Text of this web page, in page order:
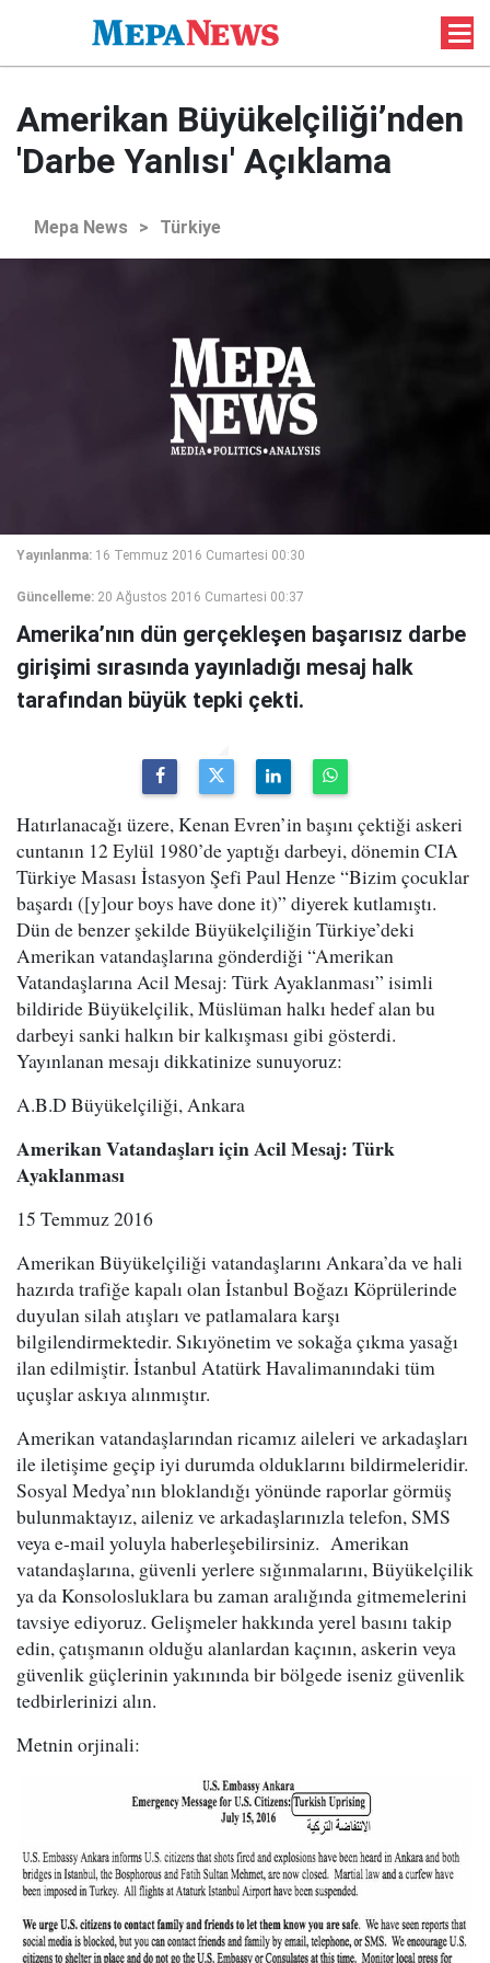
Amerikan Büyükelçiliği’nden
'Darbe Yanlısı' Açıklama
Mepa News > Türkiye
Yayınlanma: 16 Temmuz 2016 Cumartesi 00:30
Güncelleme: 20 Ağustos 2016 Cumartesi 00:37
Amerika’nın dün gerçekleşen başarısız darbe
girişimi sırasında yayınladığı mesaj halk
tarafından büyük tepki çekti.
Hatırlanacağı üzere, Kenan Evren’in başını çektiği askeri
cuntanın 12 Eylül 1980’de yaptığı darbeyi, dönemin CIA
Türkiye Masası İstasyon Şefi Paul Henze “Bizim çocuklar
başardı ([y]our boys have done it)” diyerek kutlamıştı.
Dün de benzer şekilde Büyükelçiliğin Türkiye’deki
Amerikan vatandaşlarına gönderdiği “Amerikan
Vatandaşlarına Acil Mesaj: Türk Ayaklanması” isimli
bildiride Büyükelçilik, Müslüman halkı hedef alan bu
darbeyi sanki halkın bir kalkışması gibi gösterdi.
Yayınlanan mesajı dikkatinize sunuyoruz:
A.B.D Büyükelçiliği, Ankara
Amerikan Vatandaşları için Acil Mesaj: Türk
Ayaklanması
15 Temmuz 2016
Amerikan Büyükelçiliği vatandaşlarını Ankara’da ve hali
hazırda trafiğe kapalı olan İstanbul Boğazı Köprülerinde
duyulan silah atışları ve patlamalara karşı
bilgilendirmektedir. Sıkıyönetim ve sokağa çıkma yasağı
ilan edilmiştir. İstanbul Atatürk Havalimanındaki tüm
uçuşlar askıya alınmıştır.
Amerikan vatandaşlarından ricamız aileleri ve arkadaşları
ile iletişime geçip iyi durumda olduklarını bildirmeleridir.
Sosyal Medya’nın bloklandığı yönünde raporlar görmüş
bulunmaktayız, aileniz ve arkadaşlarınızla telefon, SMS
veya e-mail yoluyla haberleşebilirsiniz. Amerikan
vatandaşlarına, güvenli yerlere sığınmalarını, Büyükelçilik
ya da Konsolosluklara bu zaman aralığında gitmemelerini
tavsiye ediyoruz. Gelişmeler hakkında yerel basını takip
edin, çatışmanın olduğu alanlardan kaçının, askerin veya
güvenlik güçlerinin yakınında bir bölgede iseniz güvenlik
tedbirlerinizi alın.
Metnin orjinali: